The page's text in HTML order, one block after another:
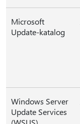
Microsoft
Update-katalog
Windows Server
Update Services